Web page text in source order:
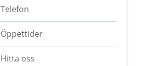
Telefon
Öppettider
Hitta oss